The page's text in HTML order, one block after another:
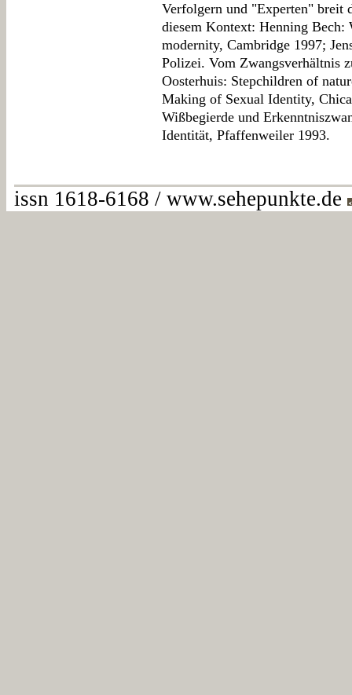
Verfolgern und "Experten" breit
diesem Kontext: Henning Bech:
modernity, Cambridge 1997;
Polizei. Vom Zwangsverhältnis
Oosterhuis: Stepchildren of
Making of Sexual Identity,
Wißbegierde und
Identität, Pfaffenweiler 1993.
issn 1618-6168 / www.sehepunkte.de